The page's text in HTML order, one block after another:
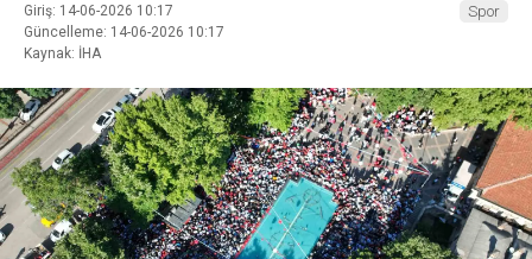
Giriş: 14-06-2026 10:17
Güncelleme: 14-06-2026 10:17
Kaynak: İHA
Spor